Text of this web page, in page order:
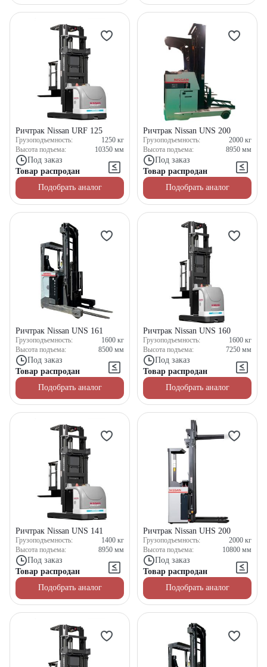
Ричтрак Nissan URF 125
Грузоподъемность: 1250 кг
Высота подъема:
10350 мм
Под заказ
Товар распродан
Подобрать аналог
Ричтрак Nissan UNS 200
Грузоподъемность: 2000 кг
Высота подъема:
8950 мм
Под заказ
Товар распродан
Подобрать аналог
Ричтрак Nissan UNS 161
Грузоподъемность: 1600 кг
Высота подъема:
8500 мм
Под заказ
Товар распродан
Подобрать аналог
Ричтрак Nissan UNS 160
Грузоподъемность: 1600 кг
Высота подъема:
7250 мм
Под заказ
Товар распродан
Подобрать аналог
Ричтрак Nissan UNS 141
Грузоподъемность: 1400 кг
Высота подъема:
8950 мм
Под заказ
Товар распродан
Подобрать аналог
Ричтрак Nissan UHS 200
Грузоподъемность: 2000 кг
Высота подъема:
10800 мм
Под заказ
Товар распродан
Подобрать аналог